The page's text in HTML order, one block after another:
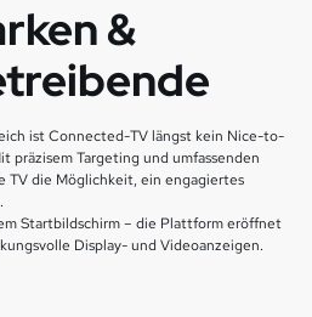
&
ist Connected-TV längst kein Nice-to-
präzisem Targeting und umfassenden
TV die Möglichkeit, ein engagiertes
Startbildschirm – die Plattform eröffnet
Display- und Videoanzeigen.